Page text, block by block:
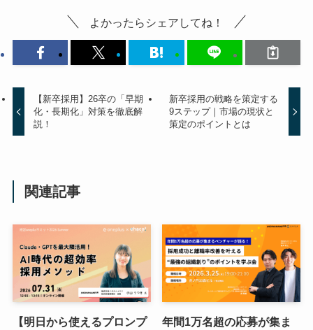
よかったらシェアしてね！
【新卒採用】26卒の「早期
化・長期化」対策を徹底解
説！
新卒採用の戦略を策定する
9ステップ｜市場の現状と
策定のポイントとは
関連記事
【明日から使えるプロンプ
年間1万名超の応募が集ま